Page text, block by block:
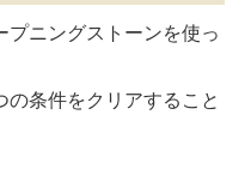
プニングストーンを使っ
の条件をクリアすること